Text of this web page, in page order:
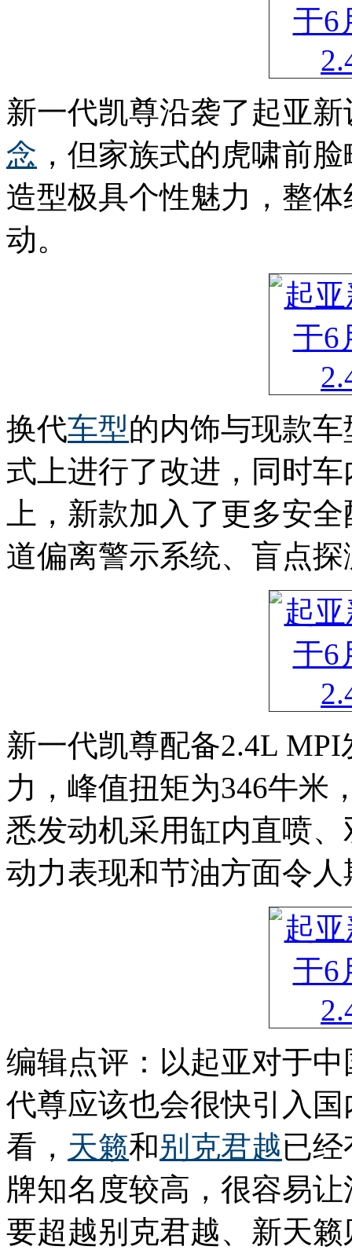
新一代凯尊沿袭了起亚新
念 ，但家族式的虎啸前
造型极具个性魅力，整
动。
换代车型的内饰与现款
式上进行了改进，同时
上，新款加入了更多安
道偏离警示系统、盲点
新一代凯尊配备2.4L
力，峰值扭矩为346牛米
悉发动机采用缸内直喷
动力表现和节油方面令人
编辑点评：以起亚对于
代尊应该也会很快引入
看， 天籁和别克君越已
牌知名度较高，很容易
要超越别克君越、新天